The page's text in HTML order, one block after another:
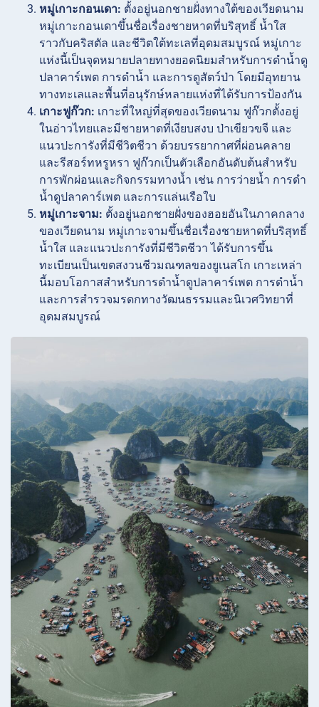
หมู่เกาะกอนเดา: ตั้งอยู่นอกชายฝั่งทางใต้ของเวียดนาม
หมู่เกาะกอนเดาขึ้นชื่อเรื่องชายหาดที่บริสุทธิ์ น้ำใส
ราวกับคริสตัล และชีวิตใต้ทะเลที่อุดมสมบูรณ์ หมู่เกาะ
แห่งนี้เป็นจุดหมายปลายทางยอดนิยมสำหรับการดำน้ำดู
ปลาคาร์เพต การดำน้ำ และการดูสัตว์ป่า โดยมีอุทยาน
ทางทะเลและพื้นที่อนุรักษ์หลายแห่งที่ได้รับการป้องกัน
เกาะฟูก๊วก: เกาะที่ใหญ่ที่สุดของเวียดนาม ฟูก๊วกตั้งอยู่
ในอ่าวไทยและมีชายหาดที่เงียบสงบ ป่าเขียวขจี และ
แนวปะการังที่มีชีวิตชีวา ด้วยบรรยากาศที่ผ่อนคลาย
และรีสอร์ทหรูหรา ฟูก๊วกเป็นตัวเลือกอันดับต้นสำหรับ
การพักผ่อนและกิจกรรมทางน้ำ เช่น การว่ายน้ำ การดำ
น้ำดูปลาคาร์เพต และการแล่นเรือใบ
หมู่เกาะจาม: ตั้งอยู่นอกชายฝั่งของฮอยอันในภาคกลาง
ของเวียดนาม หมู่เกาะจามขึ้นชื่อเรื่องชายหาดที่บริสุทธิ์
น้ำใส และแนวปะการังที่มีชีวิตชีวา ได้รับการขึ้น
ทะเบียนเป็นเขตสงวนชีวมณฑลของยูเนสโก เกาะเหล่า
นี้มอบโอกาสสำหรับการดำน้ำดูปลาคาร์เพต การดำน้ำ
และการสำรวจมรดกทางวัฒนธรรมและนิเวศวิทยาที่
อุดมสมบูรณ์